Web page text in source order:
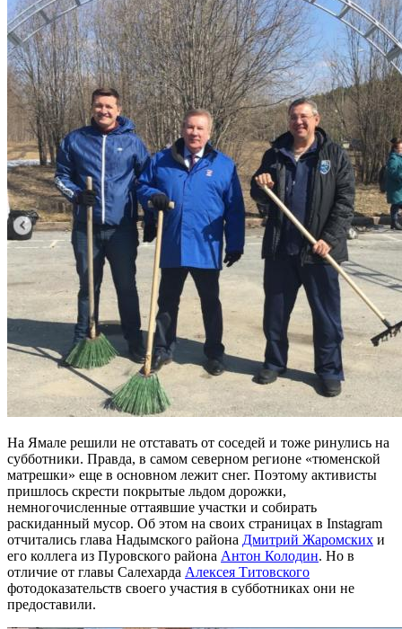
На Ямале решили не отставать от соседей и тоже ринулись на
субботники. Правда, в самом северном регионе «тюменской
матрешки» еще в основном лежит снег. Поэтому активисты
пришлось скрести покрытые льдом дорожки,
немногочисленные оттаявшие участки и собирать
раскиданный мусор. Об этом на своих страницах в Instagram
отчитались глава Надымского района Дмитрий Жаромских и
его коллега из Пуровского района Антон Колодин. Но в
отличие от главы Салехарда Алексея Титовского
фотодоказательств своего участия в субботниках они не
предоставили.